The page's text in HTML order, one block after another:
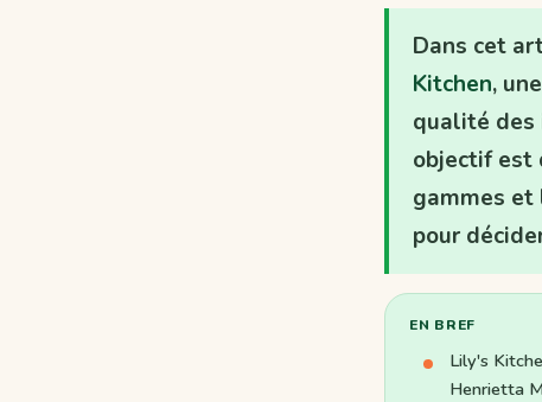
Dans cet
Kitchen,
qualité des
objectif est
gammes
pour
EN BREF
Lily's
Henrietta